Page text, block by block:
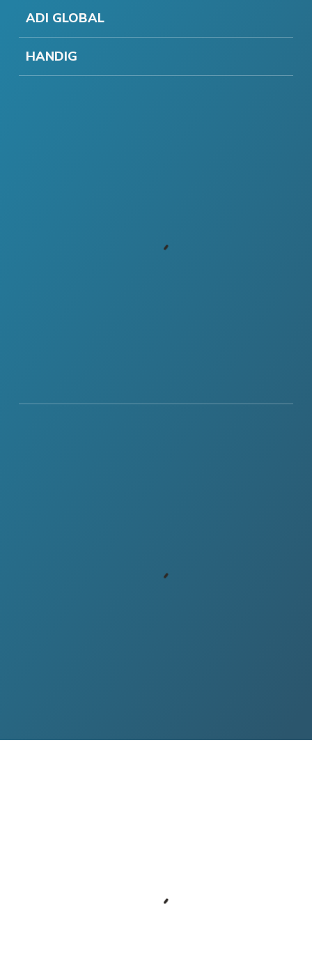
ADI GLOBAL
HANDIG